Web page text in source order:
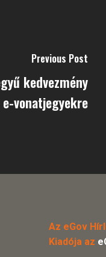
Previous Post
kedvezmény
vonatjegyekre
Az eGov
Kiadója az